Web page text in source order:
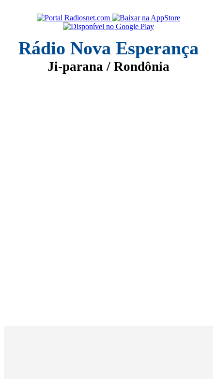
Rádio Nova Esperança
Ji-parana / Rondônia